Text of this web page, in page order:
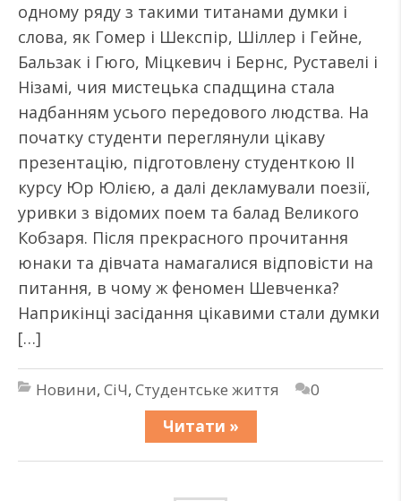
одному ряду з такими титанами думки і
слова, як Гомер і Шекспір, Шіллер і Гейне,
Бальзак і Гюго, Міцкевич і Бернс, Руставелі і
Нізамі, чия мистецька спадщина стала
надбанням усього передового людства. На
початку студенти переглянули цікаву
презентацію, підготовлену студенткою ІІ
курсу Юр Юлією, а далі декламували поезії,
уривки з відомих поем та балад Великого
Кобзаря. Після прекрасного прочитання
юнаки та дівчата намагалися відповісти на
питання, в чому ж феномен Шевченка?
Наприкінці засідання цікавими стали думки
[…]
Новини, СіЧ, Студентське життя
0
Читати »